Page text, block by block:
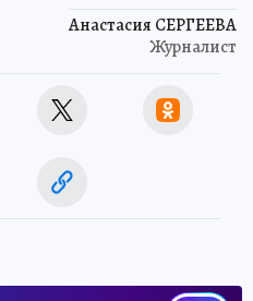
Анастасия СЕРГЕЕВА
Журналист